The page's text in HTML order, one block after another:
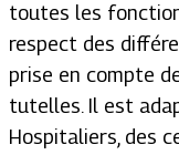
toutes les
respect des
prise en compte
tutelles. Il est
Hospitaliers, des